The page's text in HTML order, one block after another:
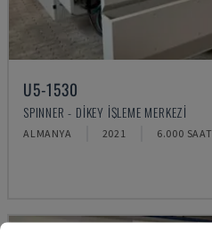
U5-1530
SPINNER - DIKEY İŞLEME MERKEZI
ALMANYA 2021 6.000 SAAT